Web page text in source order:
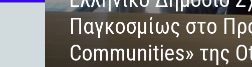
Παγκοσμίως στο
Communities» της